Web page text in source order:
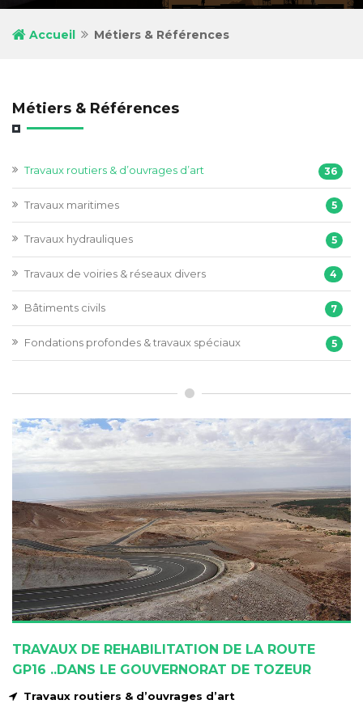
Accueil Métiers & Références
Métiers & Références
Travaux routiers & d’ouvrages d’art 36
Travaux maritimes 5
Travaux hydrauliques 5
Travaux de voiries & réseaux divers 4
Bâtiments civils 7
Fondations profondes & travaux spéciaux 5
TRAVAUX DE REHABILITATION DE LA ROUTE
GP16 ..DANS LE GOUVERNORAT DE TOZEUR
Travaux routiers & d’ouvrages d’art